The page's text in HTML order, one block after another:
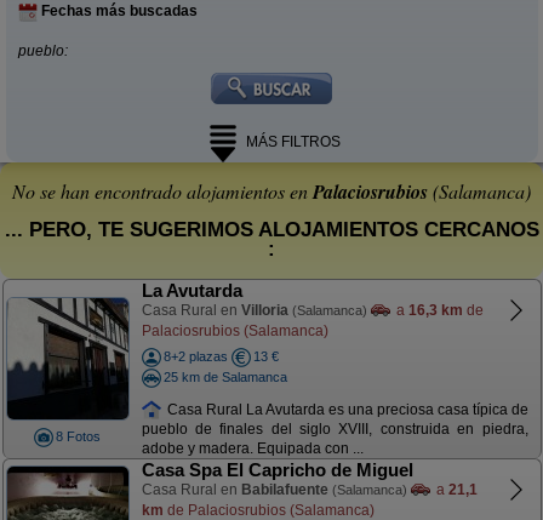
Fechas más buscadas
pueblo:
MÁS FILTROS
No se han encontrado alojamientos enPalaciosrubios(Salamanca)
... PERO, TE SUGERIMOS ALOJAMIENTOS CERCANOS
:
8 Fotos
La Avutarda
Casa Rural en Villoria (Salamanca) a 16,3 km de
Palaciosrubios (Salamanca)
8+2 plazas
13 €
25 km de Salamanca
Casa Rural La Avutarda es una preciosa casa típica de
pueblo de finales del siglo XVIII, construida en piedra,
adobe y madera. Equipada con ...
Casa Spa El Capricho de Miguel
Casa Rural en Babilafuente (Salamanca) a 21,1
km de Palaciosrubios (Salamanca)